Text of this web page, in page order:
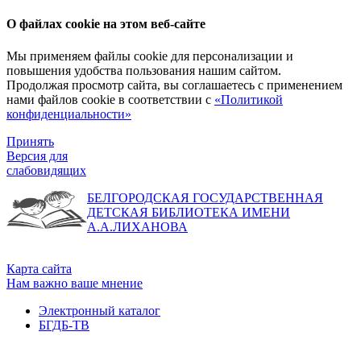
О файлах cookie на этом веб-сайте
Мы применяем файлы cookie для персонализации и
повышения удобства пользования нашим сайтом.
Продолжая просмотр сайта, вы соглашаетесь с применением
нами файлов cookie в соответствии с «Политикой
конфиденциальности»
Принять
Версия для
слабовидящих
БЕЛГОРОДСКАЯ ГОСУДАРСТВЕННАЯ
ДЕТСКАЯ БИБЛИОТЕКА ИМЕНИ
А.А.ЛИХАНОВА
Карта сайта
Нам важно ваше мнение
Электронный каталог
БГДБ-ТВ